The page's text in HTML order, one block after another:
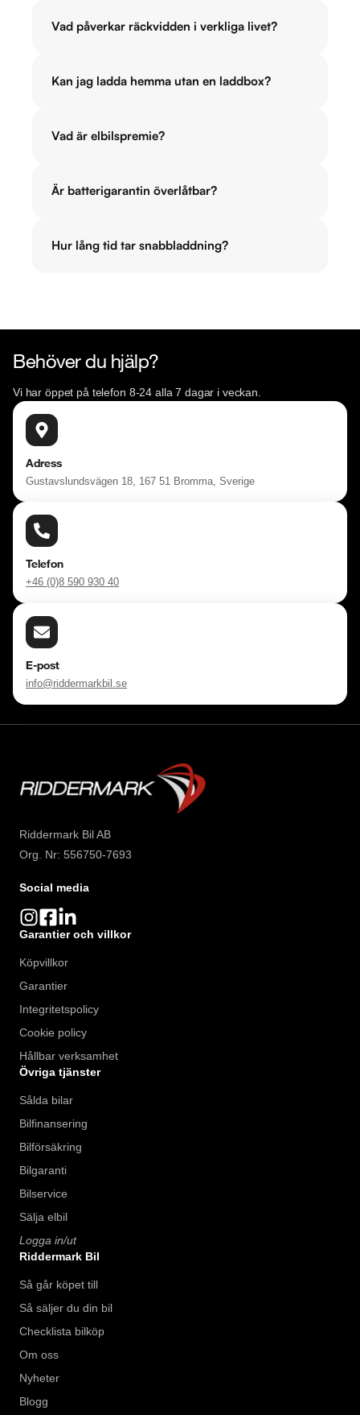
Vad påverkar räckvidden i verkliga livet?
Kan jag ladda hemma utan en laddbox?
Vad är elbilspremie?
Är batterigarantin överlåtbar?
Hur lång tid tar snabbladdning?
Behöver du hjälp?
Vi har öppet på telefon 8-24 alla 7 dagar i veckan.
Adress
Gustavslundsvägen 18, 167 51 Bromma, Sverige
Telefon
+46 (0)8 590 930 40
E-post
info@riddermarkbil.se
Riddermark Bil AB
Org. Nr: 556750-7693
Social media
Garantier och villkor
Köpvillkor
Garantier
Integritetspolicy
Cookie policy
Hållbar verksamhet
Övriga tjänster
Sålda bilar
Bilfinansering
Bilförsäkring
Bilgaranti
Bilservice
Sälja elbil
Logga in/ut
Riddermark Bil
Så går köpet till
Så säljer du din bil
Checklista bilköp
Om oss
Nyheter
Blogg